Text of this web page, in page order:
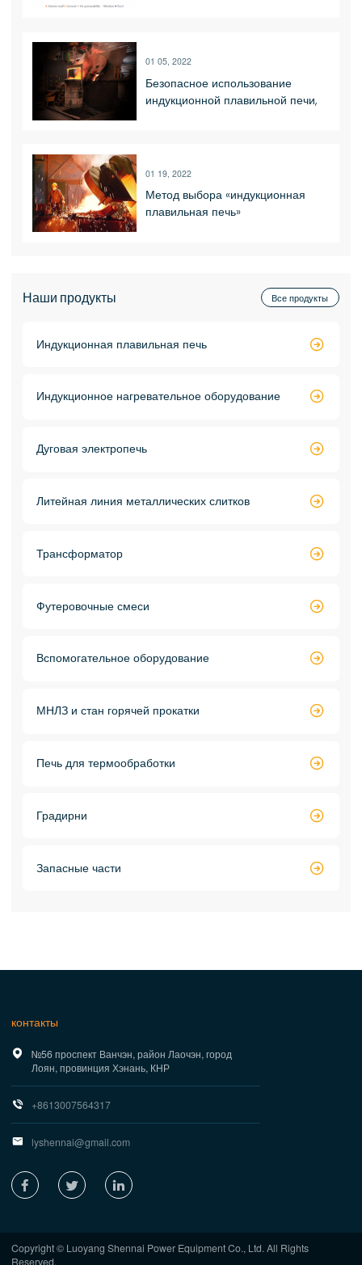
01 05, 2022
Безопасное использование
индукционной плавильной печи,
01 19, 2022
Метод выбора «индукционная
плавильная печь»
Наши продукты Все продукты
Индукционная плавильная печь 
Индукционное нагревательное оборудование 
Дуговая электропечь 
Литейная линия металлических слитков 
Трансформатор 
Футеровочные смеси 
Вспомогательное оборудование 
МНЛЗ и стан горячей прокатки 
Печь для термообработки 
Градирни 
Запасные части 
контакты

№56 проспект Ванчэн, район Лаочэн, город
Лоян, провинция Хэнань, КНР
 +8613007564317
 lyshennai@gmail.com
  
Copyright © Luoyang Shennai Power Equipment Co., Ltd. All Rights
Reserved.